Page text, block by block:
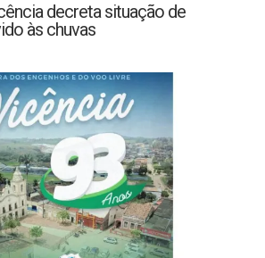
decreta situação de
às chuvas